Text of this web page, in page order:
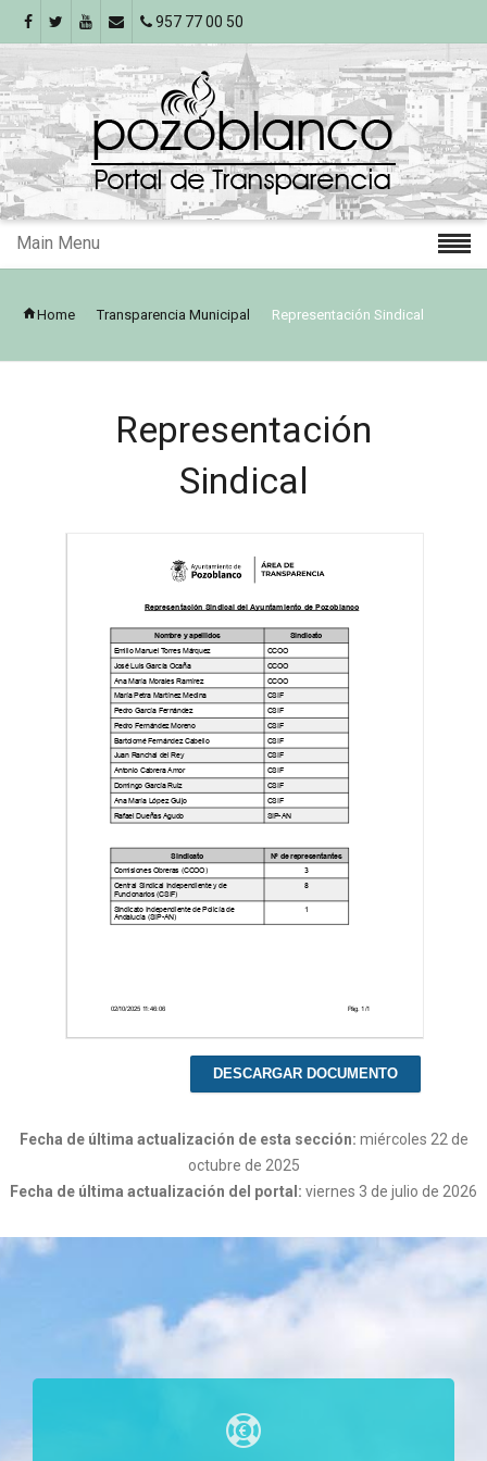
957 77 00 50
Main Menu
Home Transparencia Municipal Representación Sindical
Representación
Sindical
DESCARGAR DOCUMENTO
Fecha de última actualización de esta sección: miércoles 22 de
octubre de 2025
Fecha de última actualización del portal: viernes 3 de julio de 2026
c